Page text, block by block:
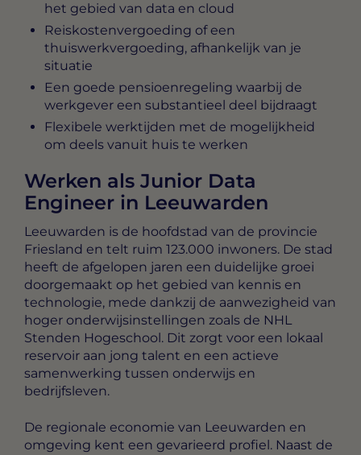
het gebied van data en cloud
Reiskostenvergoeding of een
thuiswerkvergoeding, afhankelijk van je
situatie
Een goede pensioenregeling waarbij de
werkgever een substantieel deel bijdraagt
Flexibele werktijden met de mogelijkheid
om deels vanuit huis te werken
Werken als Junior Data
Engineer in Leeuwarden
Leeuwarden is de hoofdstad van de provincie
Friesland en telt ruim 123.000 inwoners. De stad
heeft de afgelopen jaren een duidelijke groei
doorgemaakt op het gebied van kennis en
technologie, mede dankzij de aanwezigheid van
hoger onderwijsinstellingen zoals de NHL
Stenden Hogeschool. Dit zorgt voor een lokaal
reservoir aan jong talent en een actieve
samenwerking tussen onderwijs en
bedrijfsleven.
De regionale economie van Leeuwarden en
omgeving kent een gevarieerd profiel. Naast de